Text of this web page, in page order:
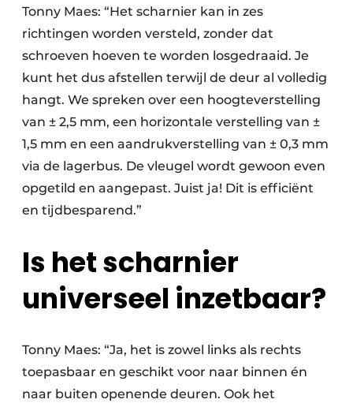
Tonny Maes: “Het scharnier kan in zes
richtingen worden versteld, zonder dat
schroeven hoeven te worden losgedraaid. Je
kunt het dus afstellen terwijl de deur al volledig
hangt. We spreken over een hoogteverstelling
van ± 2,5 mm, een horizontale verstelling van ±
1,5 mm en een aandrukverstelling van ± 0,3 mm
via de lagerbus. De vleugel wordt gewoon even
opgetild en aangepast. Juist ja! Dit is efficiënt
en tijdbesparend.”
Is het scharnier
universeel inzetbaar?
Tonny Maes: “Ja, het is zowel links als rechts
toepasbaar en geschikt voor naar binnen én
naar buiten openende deuren. Ook het